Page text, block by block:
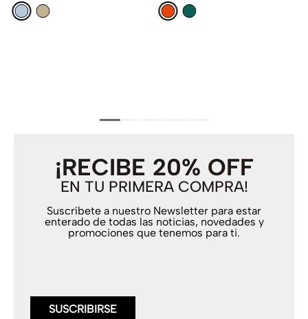
¡RECIBE 20% OFF
EN TU PRIMERA COMPRA!
Suscríbete a nuestro Newsletter para estar
enterado de todas las noticias, novedades y
promociones que tenemos para ti.
SUSCRIBIRSE